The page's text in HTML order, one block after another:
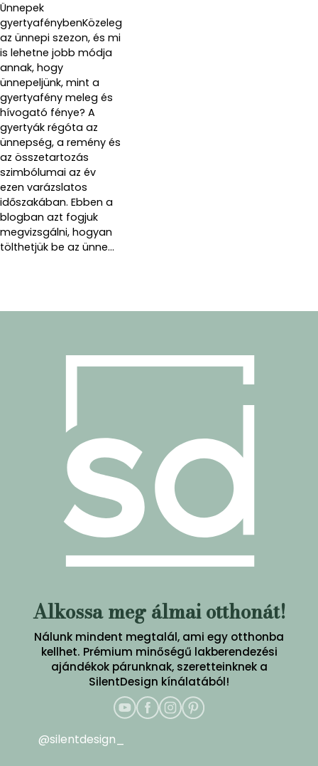
Ünnepek
gyertyafénybenKözeleg
az ünnepi szezon, és mi
is lehetne jobb módja
annak, hogy
ünnepeljünk, mint a
gyertyafény meleg és
hívogató fénye? A
gyertyák régóta az
ünnepség, a remény és
az összetartozás
szimbólumai az év
ezen varázslatos
időszakában. Ebben a
blogban azt fogjuk
megvizsgálni, hogyan
tölthetjük be az ünne...
Alkossa meg álmai otthonát!
Nálunk mindent megtalál, ami egy otthonba
kellhet. Prémium minőségű lakberendezési
ajándékok párunknak, szeretteinknek a
SilentDesign kínálatából!
@silentdesign_